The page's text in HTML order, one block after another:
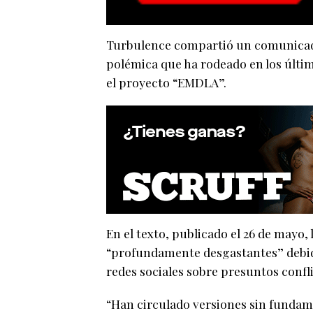
Turbulence compartió un
polémica que ha rodeado en los
el proyecto “EMDLA”.
En el texto, publicado el 26 de
“profundamente desgastantes”
redes sociales sobre presuntos
“Han circulado versiones sin